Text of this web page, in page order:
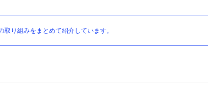
り組みをまとめて紹介しています。